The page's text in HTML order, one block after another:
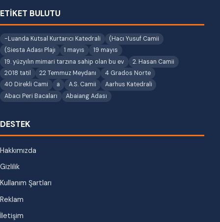
ETİKET BULUTU
-Luanda Kutsal Kurtarıcı Katedrali
(Hacı Yusuf Camii
(Siesta Adası Plajı
1 mayıs
19 mayıs
19. yüzyılın mimari tarzına sahip olan bu ev
2. Hasan Camii
2018 tatil
22 Temmuz Meydanı
4 Grados Norte
40 Direkli Cami
a A.S. Camii
Aarhus Katedrali
Abacı Peri Bacaları
Abaiang Adası
DESTEK
Hakkımızda
Gizlilik
Kullanım Şartları
Reklam
İletişim